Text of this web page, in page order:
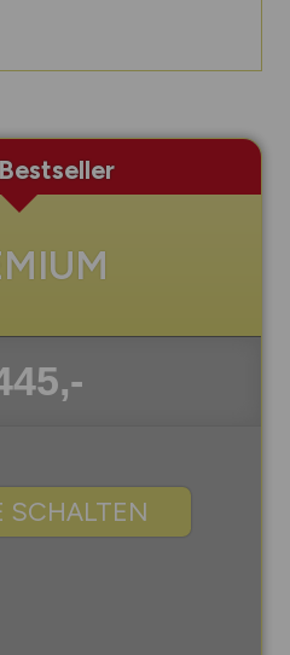
SCHALTEN